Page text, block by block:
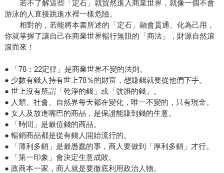
若不了解這些「定石」就貿然進入商業世界，就像一個不會
游泳的人直接跳進水裡一樣危險。
相對的，若能將本書所述的「定石」融會貫通、化為己用，
你就掌握了讓自己在商業世界暢行無阻的「商法」，財源自然滾
滾而來！
● 「78：22定律」是商業世界不變的法則。
● 少數有錢人持有世上78％的財富，想賺錢就要從他們下手。
● 世上沒有所謂「乾淨的錢」或「骯髒的錢」。
● 人類、社會、自然界每天都在變化，唯一不變的，只有現金。
● 女人及放進嘴巴的商品，是保證能賺到錢的生意。
● 「時間」是最值錢的商品。
● 暢銷商品都是從有錢人開始流行的。
● 「薄利多銷」是最愚蠢的事，商人要做到「厚利多銷」才行。
● 「第一印象」會決定生意成敗。
● 政商本一家，商人就是要徹底利用政治人物。